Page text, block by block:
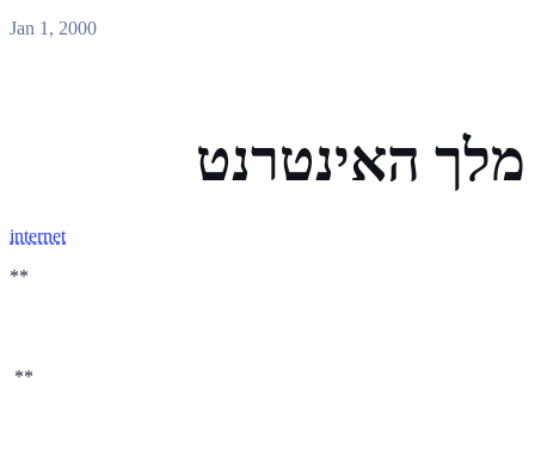
Jan 1, 2000
מלך האינטרנט
internet
**
**